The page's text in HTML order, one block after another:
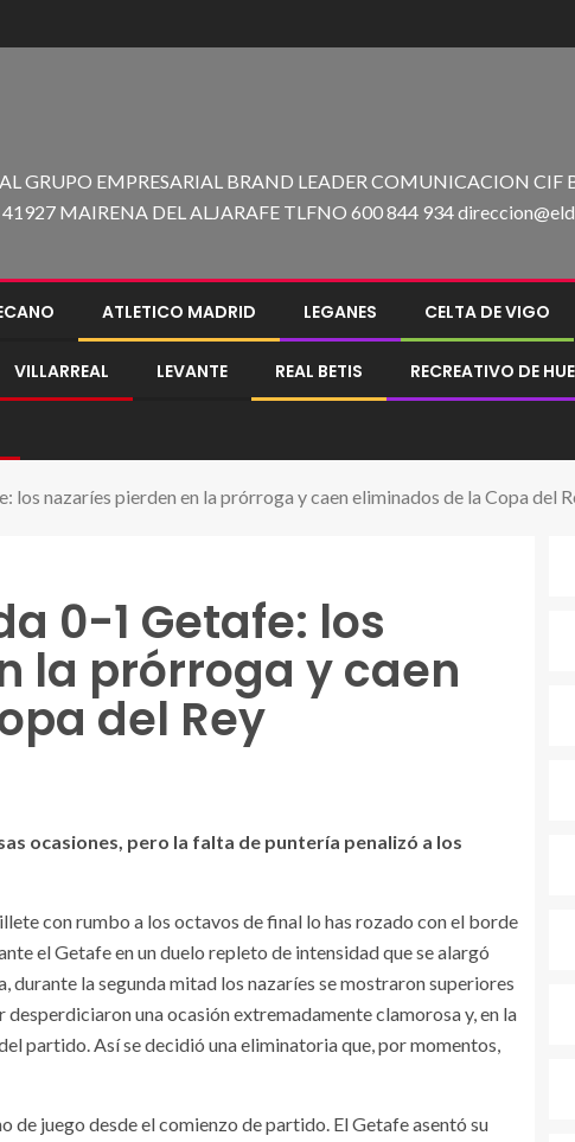
GRUPO EMPRESARIAL BRAND LEADER COMUNICACION CIF
MAIRENA DEL ALJARAFE TLFNO 600 844 934
ATLETICO MADRID LEGANES CELTA DE VIGO
VILLARREAL LEVANTE REAL BETIS RECREATIVO DE
los nazaríes pierden en la prórroga y caen eliminados de la Copa del
0-1 Getafe: los
la prórroga y caen
del Rey
el partido de hoy | Foto: Granada CF.
ocasiones, pero la falta de puntería penalizó a los
con rumbo a los octavos de final lo has rozado con el borde
el Getafe en un duelo repleto de intensidad que se alargó
durante la segunda mitad los nazaríes se mostraron superiores
una ocasión extremadamente clamorosa y, en la
partido. Así se decidió una eliminatoria que, por momentos,
de juego desde el comienzo de partido. El Getafe asentó su